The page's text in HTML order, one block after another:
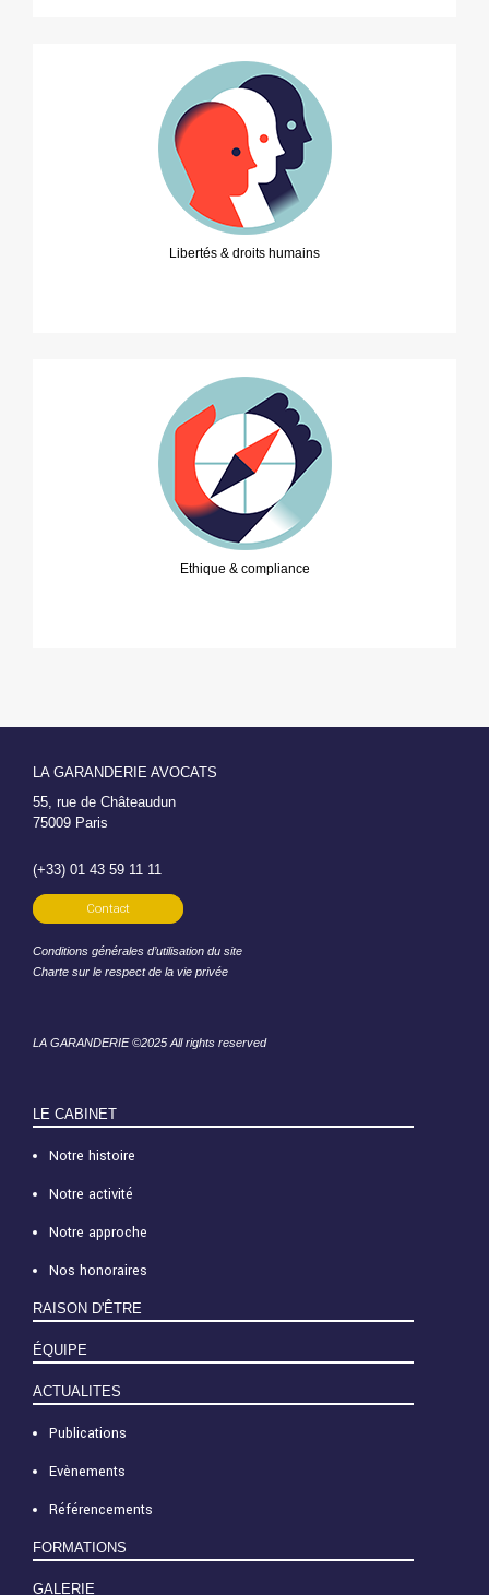
Libertés & droits humains
Ethique & compliance
LA GARANDERIE AVOCATS
55, rue de Châteaudun
75009 Paris
(+33) 01 43 59 11 11
Contact
Conditions générales d’utilisation du site
Charte sur le respect de la vie privée
LA GARANDERIE ©2025 All rights reserved
LE CABINET
Notre histoire
Notre activité
Notre approche
Nos honoraires
RAISON D'ÊTRE
ÉQUIPE
ACTUALITES
Publications
Evènements
Référencements
FORMATIONS
GALERIE